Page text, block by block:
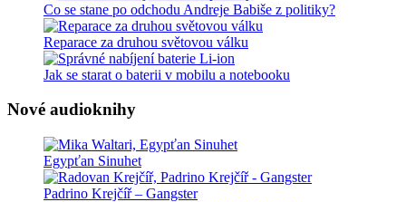
Co se stane po odchodu Andreje Babiše z politiky?
Reparace za druhou světovou válku
Jak se starat o baterii v mobilu a notebooku
Nové audioknihy
Egypťan Sinuhet
Padrino Krejčíř – Gangster